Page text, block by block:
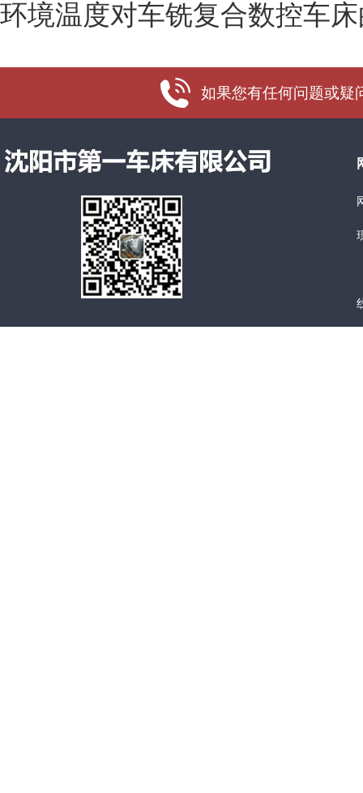
环境温度对车铣复合数控车
如果您有任何问题或疑